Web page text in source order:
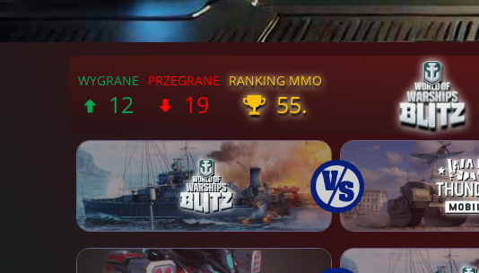
12 19 55.